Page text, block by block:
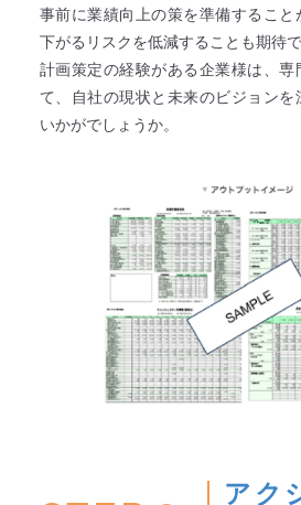
事前に業績向上の策を準備するこ
下がるリスクを低減することも期待で
計画策定の経験がある企業様は、
て、自社の現状と未来のビジョンを
いかがでしょうか。
アク